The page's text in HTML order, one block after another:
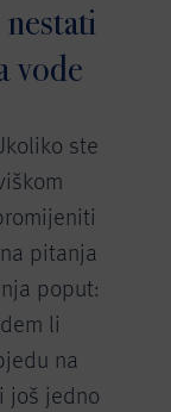
vode
ste
pitanja
poput:
li
na
još jedno